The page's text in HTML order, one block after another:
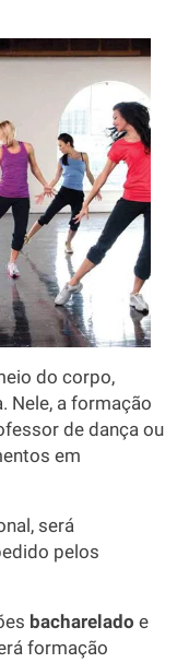
do corpo,
Nele, a formação
de dança ou
em
será
pelos
bacharelado e
formação